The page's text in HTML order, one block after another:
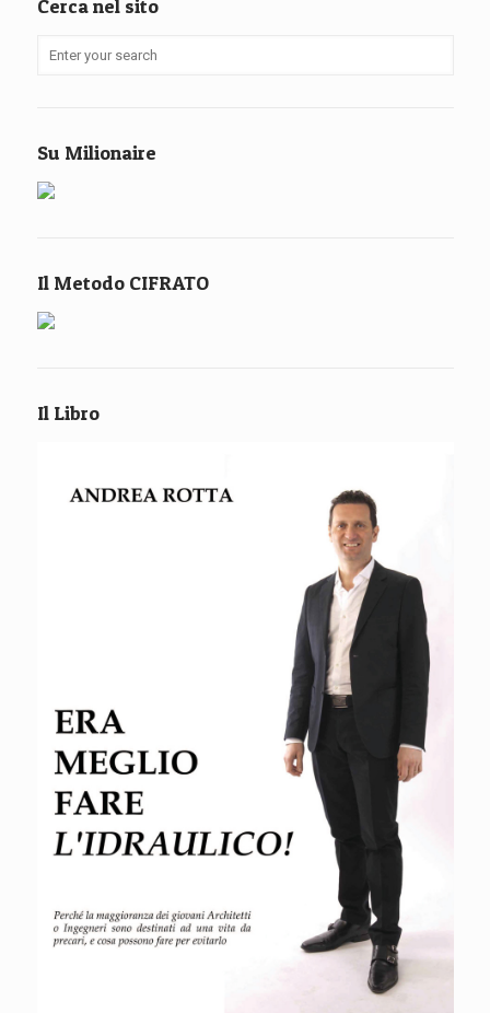
Cerca nel sito
Su Milionaire
Il Metodo CIFRATO
Il Libro